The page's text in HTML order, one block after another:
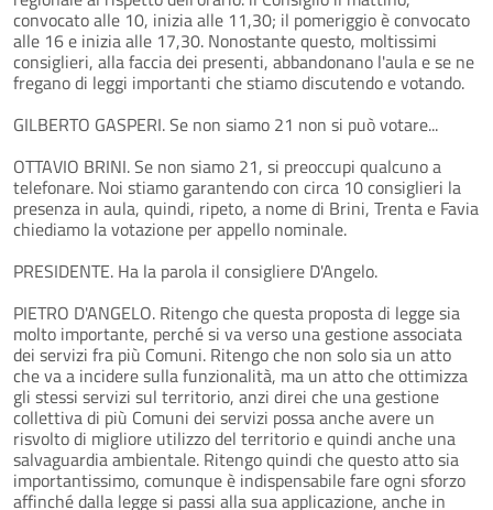
convocato alle 10, inizia alle 11,30; il pomeriggio è convocato
alle 16 e inizia alle 17,30. Nonostante questo, moltissimi
consiglieri, alla faccia dei presenti, abbandonano l'aula e se ne
fregano di leggi importanti che stiamo discutendo e votando.
GILBERTO GASPERI. Se non siamo 21 non si può votare...
OTTAVIO BRINI. Se non siamo 21, si preoccupi qualcuno a
telefonare. Noi stiamo garantendo con circa 10 consiglieri la
presenza in aula, quindi, ripeto, a nome di Brini, Trenta e Favia
chiediamo la votazione per appello nominale.
PRESIDENTE. Ha la parola il consigliere D'Angelo.
PIETRO D'ANGELO. Ritengo che questa proposta di legge sia
molto importante, perché si va verso una gestione associata
dei servizi fra più Comuni. Ritengo che non solo sia un atto
che va a incidere sulla funzionalità, ma un atto che ottimizza
gli stessi servizi sul territorio, anzi direi che una gestione
collettiva di più Comuni dei servizi possa anche avere un
risvolto di migliore utilizzo del territorio e quindi anche una
salvaguardia ambientale. Ritengo quindi che questo atto sia
importantissimo, comunque è indispensabile fare ogni sforzo
affinché dalla legge si passi alla sua applicazione, anche in